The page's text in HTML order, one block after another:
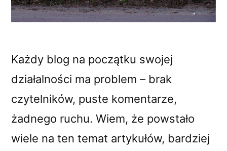
Każdy blog na początku swojej
działalności ma problem – brak
czytelników, puste komentarze,
żadnego ruchu. Wiem, że powstało
wiele na ten temat artykułów, bardziej